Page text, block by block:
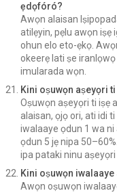
ẹdọfóró?
Awọn alaisan
atilẹyin, pẹlu awọn iṣẹ
ohun elo eto-ẹkọ.
okeerẹ lati ṣe
imularada wọn.
Kini oṣuwọn aṣeyọri
Oṣuwọn aṣeyọri ti iṣẹ
alaisan, ọjọ ori, ati idi
iwalaaye ọdun 1 wa
ọdun 5 jẹ nipa
ipa pataki ninu aṣeyọri
Kini oṣuwọn
Awọn oṣuwọn